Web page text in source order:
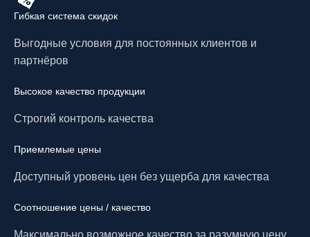
Гибкая система скидок
Выгодные условия для постоянных клиентов и
партнёров
Высокое качество продукции
Строгий контроль качества
Приемлемые цены
Доступный уровень цен без ущерба для качества
Соотношение цены / качество
Максимально возможное качество за разумную цену